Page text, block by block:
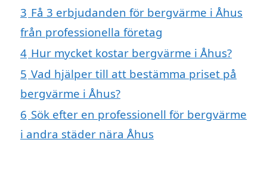
3 Få 3 erbjudanden för bergvärme i Åhus
från professionella företag
4 Hur mycket kostar bergvärme i Åhus?
5 Vad hjälper till att bestämma priset på
bergvärme i Åhus?
6 Sök efter en professionell för bergvärme
i andra städer nära Åhus